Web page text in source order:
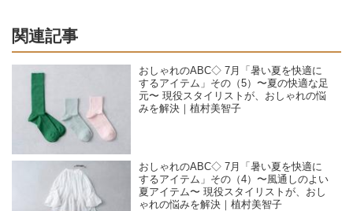
関連記事
おしゃれのABC◇ 7月「暑い夏を快適に
するアイテム」その（5）〜夏の快適な足
元〜 現役スタイリストが、おしゃれの悩
みを解決｜植村美智子
おしゃれのABC◇ 7月「暑い夏を快適に
するアイテム」その（4）〜風通しのよい
夏アイテム〜 現役スタイリストが、おし
ゃれの悩みを解決｜植村美智子